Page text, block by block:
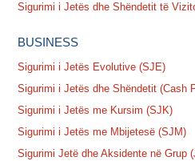
Sigurimi i Jetës dhe Shëndetit të
BUSINESS
Sigurimi i Jetës Evolutive (SJE)
Sigurimi i Jetës dhe Shëndetit (Cash
Sigurimi i Jetës me Kursim (SJK)
Sigurimi i Jetës me Mbijetesë (SJM)
Sigurimi Jetë dhe Aksidente në Grup